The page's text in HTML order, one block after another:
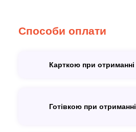
Способи оплати
Карткою при отриманні
Готівкою при отриманні